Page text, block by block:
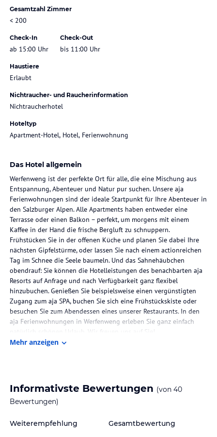
Gesamtzahl Zimmer
< 200
Check-In
ab 15:00 Uhr
Check-Out
bis 11:00 Uhr
Haustiere
Erlaubt
Nichtraucher- und Raucherinformation
Nichtraucherhotel
Hoteltyp
Apartment-Hotel, Hotel, Ferienwohnung
Das Hotel allgemein
Werfenweng ist der perfekte Ort für alle, die eine Mischung aus
Entspannung, Abenteuer und Natur pur suchen. Unsere aja
Ferienwohnungen sind der ideale Startpunkt für Ihre Abenteuer in
den Salzburger Alpen. Alle Apartments haben entweder eine
Terrasse oder einen Balkon – perfekt, um morgens mit einem
Kaffee in der Hand die frische Bergluft zu schnuppern.
Frühstücken Sie in der offenen Küche und planen Sie dabei Ihre
nächsten Gipfelstürme, oder lassen Sie nach einem actionreichen
Tag im Schnee die Seele baumeln. Und das Sahnehäubchen
obendrauf: Sie können die Hotelleistungen des benachbarten aja
Resorts auf Anfrage und nach Verfügbarkeit ganz flexibel
hinzubuchen. Genießen Sie beispielsweise einen vergünstigten
Zugang zum aja SPA, buchen Sie sich eine Frühstückskiste oder
besuchen Sie zum Abendessen eines unserer Restaurants. In den
aja Ferienwohnungen in Werfenweng erleben Sie ganz einfach
natürlich schönen Urlaub. Wir freuen uns auf Sie!
unendliche Möglichkeiten die Natur zu erfahren. Der
Panoramablick auf die Berglandschaft des Salzburger Landes und
das sonnige, weite Hochplateau laden zu Erkundungstouren ein.
Zimmer / Unterbringung im Hotel
Mehr anzeigen
Informativste Bewertungen (von 40
Bewertungen)
Weiterempfehlung Gesamtbewertung